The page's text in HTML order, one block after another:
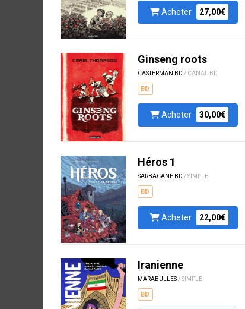
Acheter 27,00€
Ginseng roots
CASTERMAN BD / CANAL BD
BD
Acheter 30,00€
Héros 1
SARBACANE BD / SIMPLE
BD
Acheter 22,00€
Iranienne
MARABULLES / SIMPLE
BD